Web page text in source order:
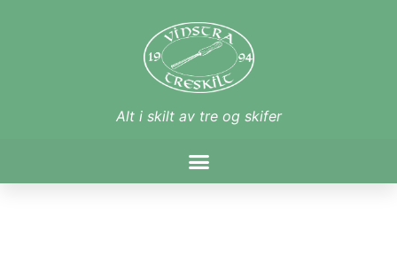
Alt i skilt av tre og skifer